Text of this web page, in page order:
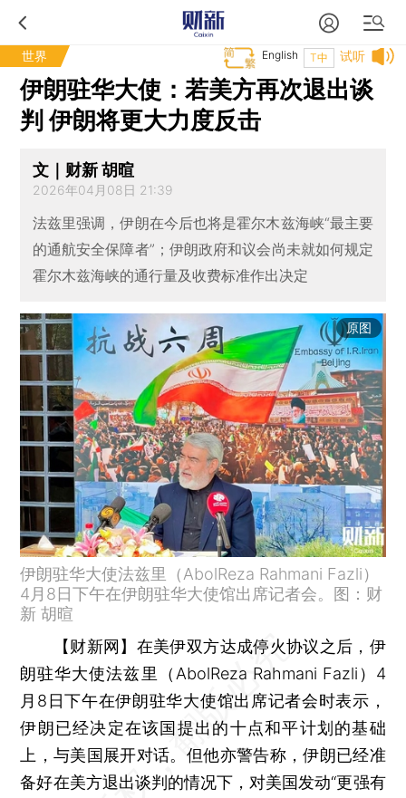
世界 试听
T中
English
伊朗驻华大使：若美方再次退出谈
判 伊朗将更大力度反击
文｜财新 胡暄
2026年04月08日 21:39
法兹里强调，伊朗在今后也将是霍尔木兹海峡“最主要
的通航安全保障者”；伊朗政府和议会尚未就如何规定
霍尔木兹海峡的通行量及收费标准作出决定
原图
伊朗驻华大使法兹里（AbolReza Rahmani Fazli）
4月8日下午在伊朗驻华大使馆出席记者会。图：财
新 胡暄
【财新网】 在美伊双方达成停火协议之后，伊
朗驻华大使法兹里（AbolReza Rahmani Fazli）4
月8日下午在伊朗驻华大使馆出席记者会时表示，
伊朗已经决定在该国提出的十点和平计划的基础
上，与美国展开对话。但他亦警告称，伊朗已经准
备好在美方退出谈判的情况下，对美国发动“更强有